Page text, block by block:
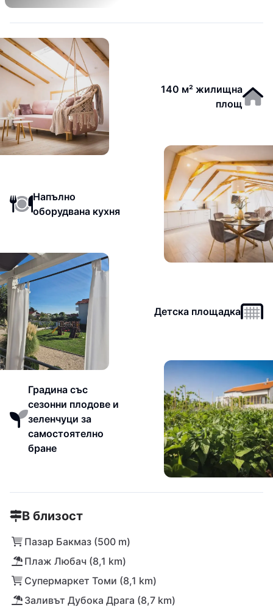
140 м² жилищна
площ
Напълно
оборудвана кухня
Детска площадка
Градина със
сезонни плодове и
зеленчуци за
самостоятелно
бране
В близост
Пазар Бакмаз (500 m)
Плаж Любач (8,1 km)
Супермаркет Томи (8,1 km)
Заливът Дубока Драга (8,7 km)